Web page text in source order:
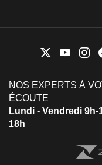
NOS EXPERTS À
ÉCOUTE
Lundi - Vendredi 9h-
18h